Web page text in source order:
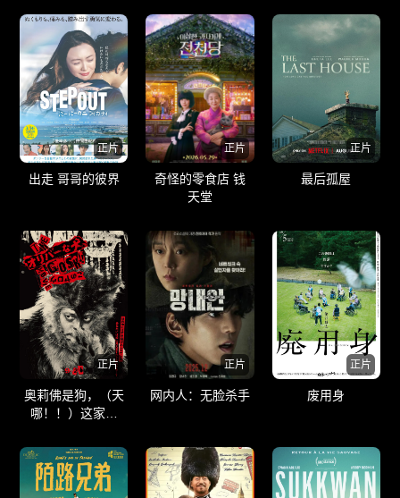
正片
出走 哥哥的彼界
正片
奇怪的零食店 钱
天堂
正片
最后孤屋
正片
奥莉佛是狗，（天
哪！！）这家伙
正片
网内人：无脸杀手
正片
废用身